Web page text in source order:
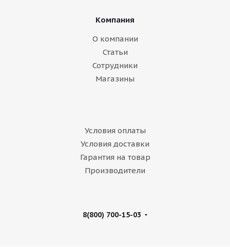
Компания
О компании
Статьи
Сотрудники
Магазины
Условия оплаты
Условия доставки
Гарантия на товар
Производители
8(800) 700-15-03